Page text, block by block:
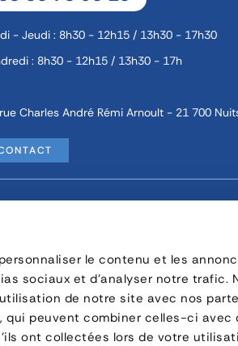
le contenu et les
sociaux et d'analyser notre trafic.
de notre site avec nos
qui peuvent combiner celles-ci avec
ont collectées lors de votre
- Jeudi : 8h30 - 12h15 / 13h30 - 17h30
: 8h30 - 12h15 / 13h30 - 17h
Charles André Rémi Arnoult - 21 700
© Copyright 2026 by Forankra